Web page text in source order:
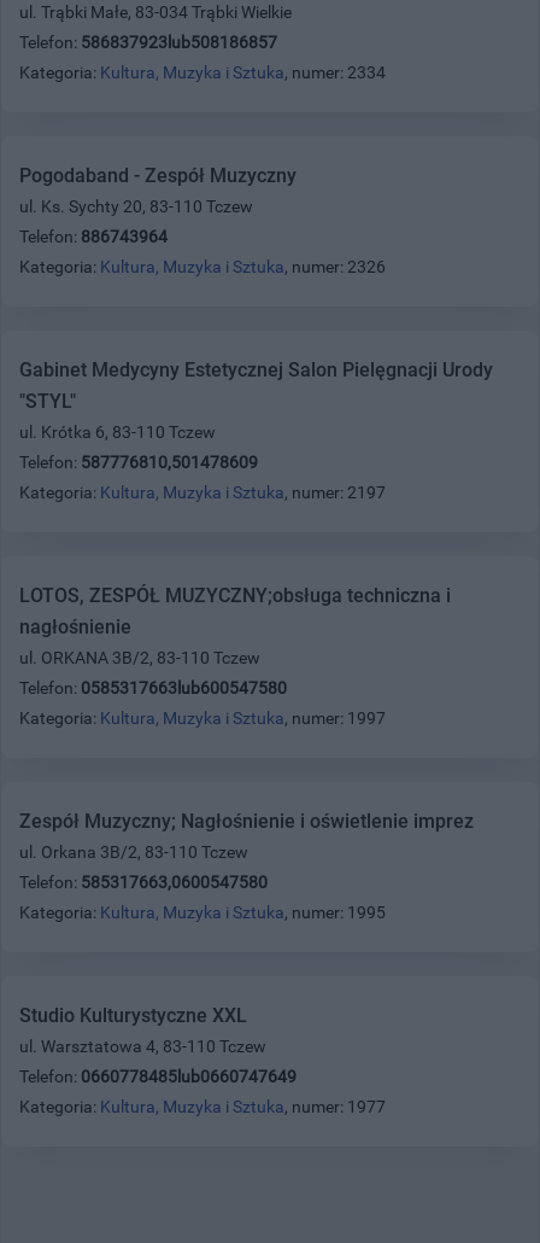
ul. Trąbki Małe, 83-034 Trąbki Wielkie
Telefon: 586837923lub508186857
Kategoria: Kultura, Muzyka i Sztuka, numer: 2334
Pogodaband - Zespół Muzyczny
ul. Ks. Sychty 20, 83-110 Tczew
Telefon: 886743964
Kategoria: Kultura, Muzyka i Sztuka, numer: 2326
Gabinet Medycyny Estetycznej Salon Pielęgnacji Urody
"STYL"
ul. Krótka 6, 83-110 Tczew
Telefon: 587776810,501478609
Kategoria: Kultura, Muzyka i Sztuka, numer: 2197
LOTOS, ZESPÓŁ MUZYCZNY;obsługa techniczna i
nagłośnienie
ul. ORKANA 3B/2, 83-110 Tczew
Telefon: 0585317663lub600547580
Kategoria: Kultura, Muzyka i Sztuka, numer: 1997
Zespół Muzyczny; Nagłośnienie i oświetlenie imprez
ul. Orkana 3B/2, 83-110 Tczew
Telefon: 585317663,0600547580
Kategoria: Kultura, Muzyka i Sztuka, numer: 1995
Studio Kulturystyczne XXL
ul. Warsztatowa 4, 83-110 Tczew
Telefon: 0660778485lub0660747649
Kategoria: Kultura, Muzyka i Sztuka, numer: 1977